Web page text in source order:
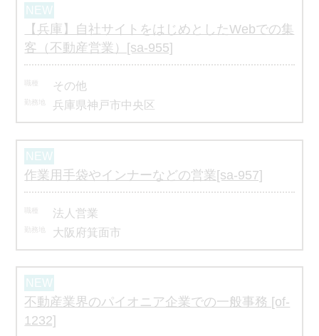
【兵庫】自社サイトをはじめとしたWebでの集
客（不動産営業）[sa-955]
その他
兵庫県神戸市中央区
作業用手袋やインナーなどの営業[sa-957]
法人営業
大阪府箕面市
不動産業界のパイオニア企業での一般事務 [of-
1232]